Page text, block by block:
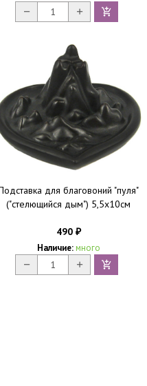
для благовоний "пуля"
("стелющийся дым") 5,5x10см
490 ₽
Наличие: много